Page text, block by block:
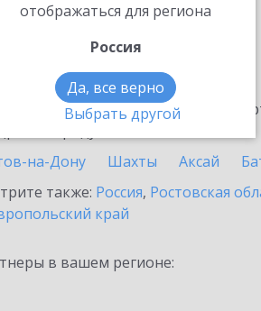
отображаться для региона
Россия
Да, все верно
Выбрать другой
ИТС ПРОФ
с информационными
продукта.
на-Дону
Шахты Аксай
также: Россия, Ростовская
край
в вашем регионе: